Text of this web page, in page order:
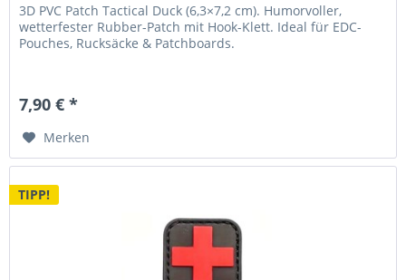
3D PVC Patch Tactical Duck (6,3×7,2 cm). Humorvoller,
wetterfester Rubber-Patch mit Hook-Klett. Ideal für EDC-
Pouches, Rucksäcke & Patchboards.
7,90 € *
Merken
TIPP!